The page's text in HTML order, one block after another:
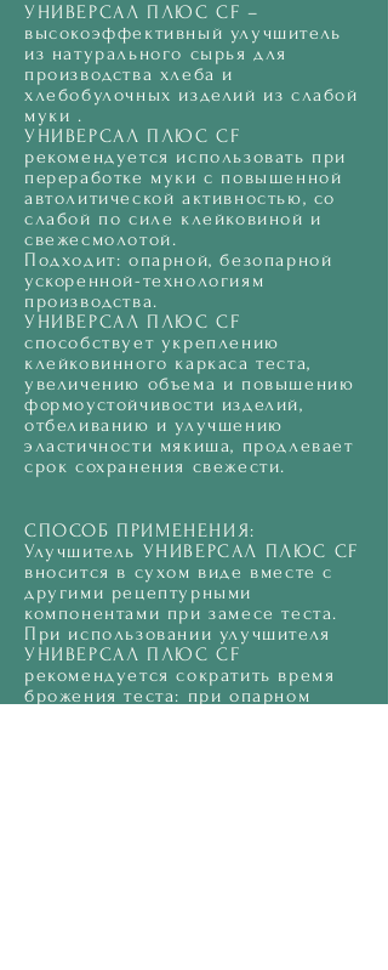
УНИВЕРСАЛ ПЛЮС CF –
высокоэффективный улучшитель
из натурального сырья для
производства хлеба и
хлебобулочных изделий из слабой
муки .
УНИВЕРСАЛ ПЛЮС CF
рекомендуется использовать при
переработке муки с повышенной
автолитической активностью, со
слабой по силе клейковиной и
свежесмолотой.
Подходит: опарной, безопарной
ускоренной-технологиям
производства.
УНИВЕРСАЛ ПЛЮС CF
способствует укреплению
клейковинного каркаса теста,
увеличению объема и повышению
формоустойчивости изделий,
отбеливанию и улучшению
эластичности мякиша, продлевает
срок сохранения свежести.
СПОСОБ ПРИМЕНЕНИЯ:
Улучшитель УНИВЕРСАЛ ПЛЮС CF
вносится в сухом виде вместе с
другими рецептурными
компонентами при замесе теста.
При использовании улучшителя
УНИВЕРСАЛ ПЛЮС CF
рекомендуется сократить время
брожения теста: при опарном